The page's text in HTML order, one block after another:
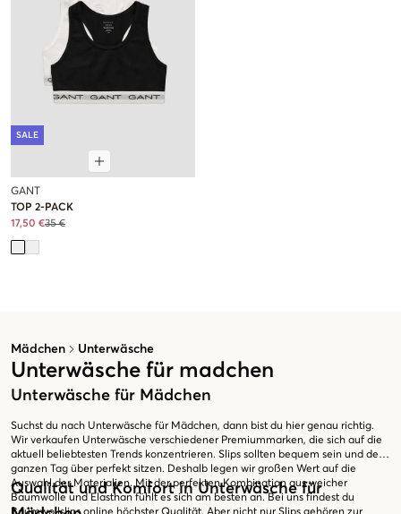
Mädchen Unterwäsche
Unterwäsche für madchen
Unterwäsche für Mädchen
Suchst du nach Unterwäsche für Mädchen, dann bist du hier genau richtig.
Wir verkaufen Unterwäsche verschiedener Premiummarken, die sich auf die
aktuell beliebtesten Trends konzentrieren. Slips sollten bequem sein und den
ganzen Tag über perfekt sitzen. Deshalb legen wir großen Wert auf die
Auswahl der Materialien. Mit der perfekten Kombination aus weicher
Baumwolle und Elasthan fühlt es sich am besten an. Bei uns findest du
Qualität und Komfort in Unterwäsche für
SALE
GANT
TOP 2-PACK
17,50 €35 €